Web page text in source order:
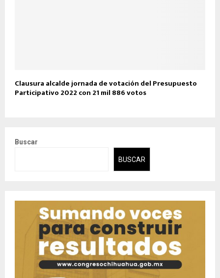
Clausura alcalde jornada de votación del Presupuesto
Participativo 2022 con 21 mil 886 votos
Buscar
BUSCAR